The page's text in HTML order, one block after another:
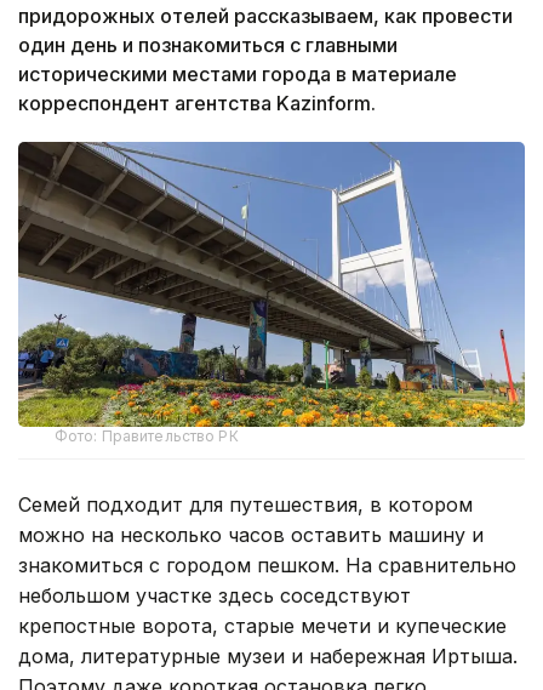
придорожных отелей рассказываем, как провести
один день и познакомиться с главными
историческими местами города в материале
корреспондент агентства Kazinform.
Фото: Правительство РК
Семей подходит для путешествия, в котором
можно на несколько часов оставить машину и
знакомиться с городом пешком. На сравнительно
небольшом участке здесь соседствуют
крепостные ворота, старые мечети и купеческие
дома, литературные музеи и набережная Иртыша.